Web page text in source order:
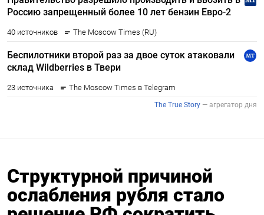
Структурной причиной
ослабления рубля стало